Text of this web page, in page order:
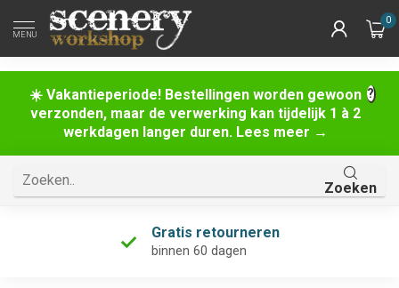
☀️ Vakantieperiode! Bestellingen worden gewoon
verzonden, maar de verwerking kan tijdelijk 1 à 2
werkdagen langer duren. Lees meer →
MENU
0
Zoeken
Gratis retourneren
binnen 60 dagen